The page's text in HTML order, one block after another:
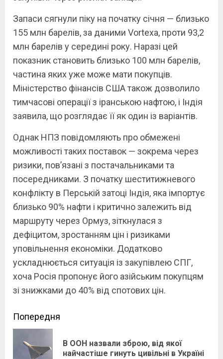
Запаси сягнули піку на початку січня — близько
155 млн барелів, за даними Vortexa, проти 93,2
млн барелів у середині року. Наразі цей
показник становить близько 100 млн барелів,
частина яких уже може мати покупців.
Міністерство фінансів США також дозволило
тимчасові операції з іранською нафтою, і Індія
заявила, що розглядає її як один із варіантів.
Однак НПЗ повідомляють про обмежені
можливості таких поставок — зокрема через
ризики, пов’язані з постачальниками та
посередниками. З початку шеститижневого
конфлікту в Перській затоці Індія, яка імпортує
близько 90% нафти і критично залежить від
маршруту через Ормуз, зіткнулася з
дефіцитом, зростанням цін і ризиками
уповільнення економіки. Додатково
ускладнюється ситуація із закупівлею СПГ,
хоча Росія пропонує його азійським покупцям
зі знижками до 40% від спотових цін.
Continue
Reading
Попередня
В ООН назвали зброю, від якої
найчастіше гинуть цивільні в Україні